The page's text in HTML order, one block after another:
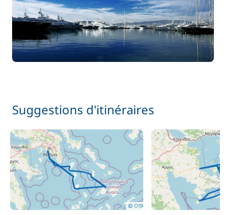
Suggestions d'itinéraires